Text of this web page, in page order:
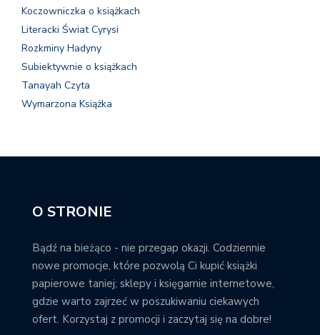
Koczowniczka o książkach
Literacki Świat Cyrysi
Rozkminy Hadyny
Subiektywnie o książkach
Tanayah Czyta
Wymarzona Książka
O STRONIE
Bądź na bieżąco - nie przegap okazji. Codziennie
nowe promocje, które pozwolą Ci kupić książki
papierowe taniej; sklepy i księgarnie internetowe,
gdzie warto zajrzeć w poszukiwaniu ciekawych
ofert. Korzystaj z promocji i zaczytaj się na dobre!